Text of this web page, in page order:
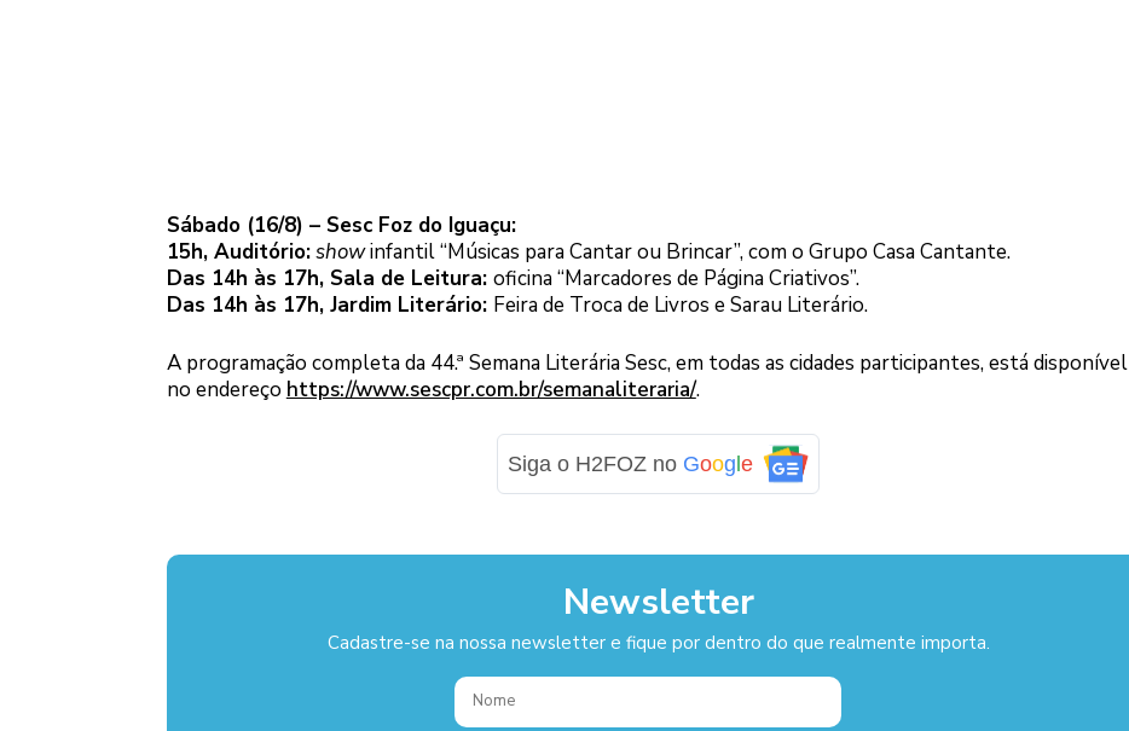
Sábado (16/8) – Sesc Foz do Iguaçu:
15h, Auditório:showinfantil “Músicas para Cantar ou Brincar”, com o Grupo Casa Cantante.
Das 14h às 17h, Sala de Leitura: oficina “Marcadores de Página Criativos”.
Das 14h às 17h, Jardim Literário: Feira de Troca de Livros e Sarau Literário.
A programação completa da 44.ª Semana Literária Sesc, em todas as cidades participantes, está disponível
no endereço https://www.sescpr.com.br/semanaliteraria/.
Siga o H2FOZ no Goog le
Newsletter
Cadastre-se na nossa newsletter e fique por dentro do que realmente importa.